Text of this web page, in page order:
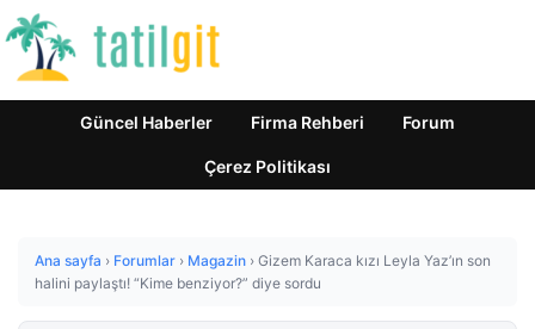
Güncel Haberler Firma Rehberi Forum
Çerez Politikası
Ana sayfa › Forumlar › Magazin › Gizem Karaca kızı Leyla Yaz’ın son
halini paylaştı! “Kime benziyor?” diye sordu